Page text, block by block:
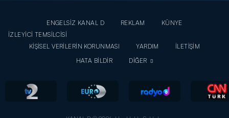
ENGELSİZ KANAL D REKLAM
KÜNYE
İZLEYİCİ TEMSİLCİSİ
KİŞİSEL VERİLERİN KORUNMASI
YARDIM
İLETİŞİM
HATA BİLDİR
DİĞER